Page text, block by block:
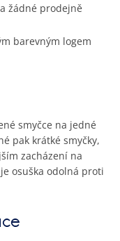
žádné prodejně
smyčce na jedné
pak krátké smyčky,
zacházení na
osuška odolná proti